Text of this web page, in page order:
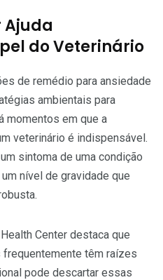
Ajuda
do Veterinário
de remédio para ansiedade
ambientais para
momentos em que a
veterinário é indispensável.
sintoma de uma condição
nível de gravidade que
Center destaca que
têm raízes
pode descartar essas